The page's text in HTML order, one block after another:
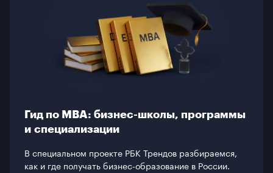
Гид по MBA: бизнес-школы, программы
и специализации
В специальном проекте РБК Трендов разбираемся,
как и где получать бизнес-образование в России.